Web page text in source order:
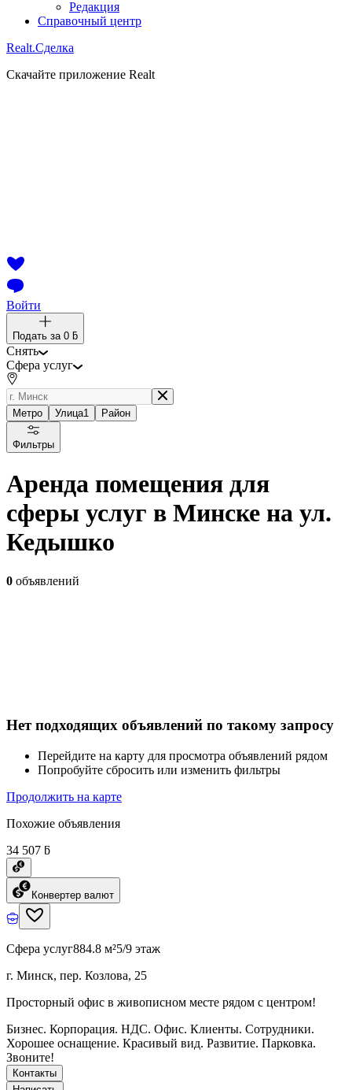
Редакция
Справочный центр
Realt.Сделка
Скачайте приложение Realt
Войти
Подать за 0 ƃ
Снять
Сфера услуг
Метро Улица1 Район
Фильтры
Аренда помещения для
сферы услуг в Минске на ул.
Кедышко
0 объявлений
Нет подходящих объявлений по такому запросу
Перейдите на карту для просмотра объявлений рядом
Попробуйте сбросить или изменить фильтры
Продолжить на карте
Похожие объявления
34 507 ƃ
Конвертер валют
Сфера услуг884.8 м²5/9 этаж
г. Минск, пер. Козлова, 25
Просторный офис в живописном месте рядом с центром!
Бизнес. Корпорация. НДС. Офис. Клиенты. Сотрудники.
Хорошее оснащение. Красивый вид. Развитие. Парковка.
Звоните!
Контакты